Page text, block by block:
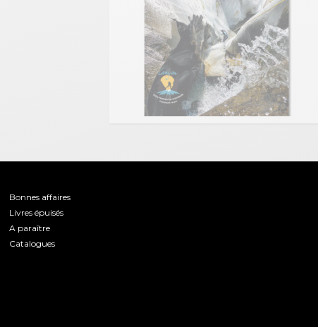
Bonnes affaires
Livres épuisés
A paraître
Catalogues